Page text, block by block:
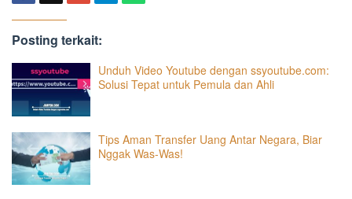
Posting terkait:
Unduh Video Youtube dengan ssyoutube.com:
Solusi Tepat untuk Pemula dan Ahli
Tips Aman Transfer Uang Antar Negara, Biar
Nggak Was-Was!